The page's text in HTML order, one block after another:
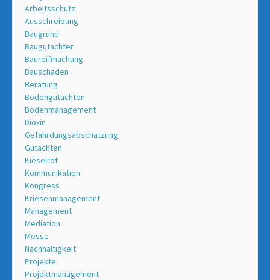
Arbeitsschutz
Ausschreibung
Baugrund
Baugutachter
Baureifmachung
Bauschäden
Beratung
Bodengutachten
Bodenmanagement
Dioxin
Gefährdungsabschätzung
Gutachten
Kieselrot
Kommunikation
Kongress
Kriesenmanagement
Management
Mediation
Messe
Nachhaltigkeit
Projekte
Projektmanagement